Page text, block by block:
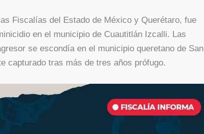
Fiscalías del Estado de México y Querétaro, fue
en el municipio de Cuautitlán Izcalli. Las
se escondía en el municipio queretano de San
capturado tras más de tres años prófugo.